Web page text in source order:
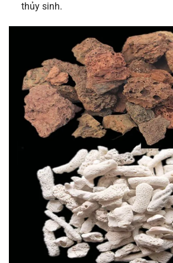
thủy sinh.